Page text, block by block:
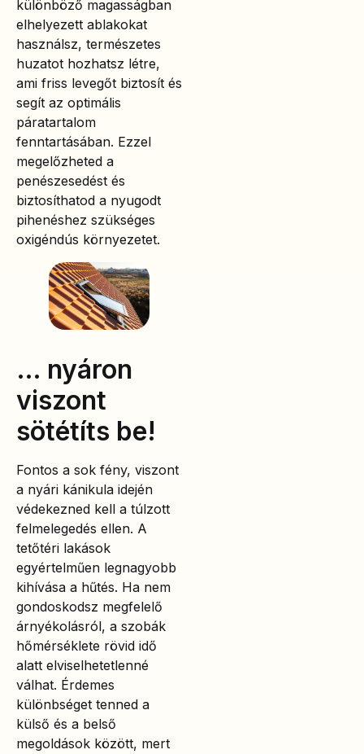
különböző magasságban
elhelyezett ablakokat
használsz, természetes
huzatot hozhatsz létre,
ami friss levegőt biztosít és
segít az optimális
páratartalom
fenntartásában. Ezzel
megelőzheted a
penészesedést és
biztosíthatod a nyugodt
pihenéshez szükséges
oxigéndús környezetet.
… nyáron
viszont
sötétíts be!
Fontos a sok fény, viszont
a nyári kánikula idején
védekezned kell a túlzott
felmelegedés ellen. A
tetőtéri lakások
egyértelműen legnagyobb
kihívása a hűtés. Ha nem
gondoskodsz megfelelő
árnyékolásról, a szobák
hőmérséklete rövid idő
alatt elviselhetetlenné
válhat. Érdemes
különbséget tenned a
külső és a belső
megoldások között, mert